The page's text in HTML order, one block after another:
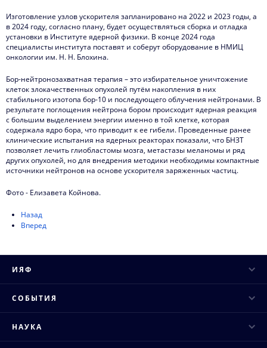
Изготовление узлов ускорителя запланировано на 2022 и 2023 годы, а
в 2024 году, согласно плану, будет осуществляться сборка и отладка
установки в Институте ядерной физики. В конце 2024 года
специалисты института поставят и соберут оборудование в НМИЦ
онкологии им. Н. Н. Блохина.
Бор-нейтронозахватная терапия – это избирательное уничтожение
клеток злокачественных опухолей путём накопления в них
стабильного изотопа бор-10 и последующего облучения нейтронами. В
результате поглощения нейтрона бором происходит ядерная реакция
с большим выделением энергии именно в той клетке, которая
содержала ядро бора, что приводит к ее гибели. Проведенные ранее
клинические испытания на ядерных реакторах показали, что БНЗТ
позволяет лечить глиобластомы мозга, метастазы меланомы и ряд
других опухолей, но для внедрения методики необходимы компактные
источники нейтронов на основе ускорителя заряженных частиц.
Фото - Елизавета Койнова.
Назад
Вперед
ИЯФ
Структура института
СОБЫТИЯ
НАУКА